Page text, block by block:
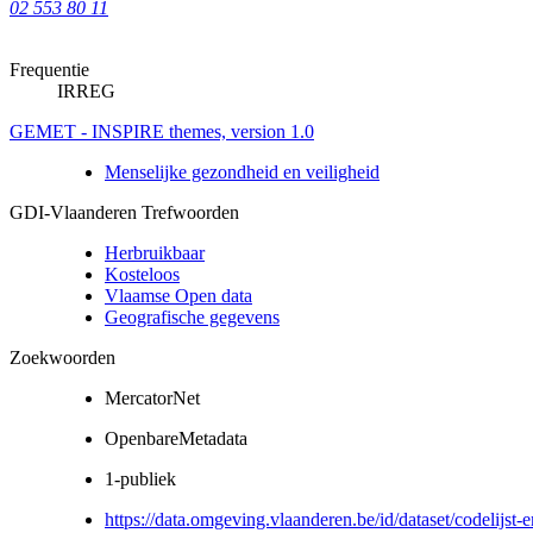
02 553 80 11
Frequentie
IRREG
GEMET - INSPIRE themes, version 1.0
Menselijke gezondheid en veiligheid
GDI-Vlaanderen Trefwoorden
Herbruikbaar
Kosteloos
Vlaamse Open data
Geografische gegevens
Zoekwoorden
MercatorNet
OpenbareMetadata
1-publiek
https://data.omgeving.vlaanderen.be/id/dataset/codelijst-